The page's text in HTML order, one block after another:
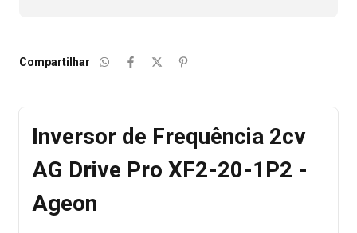
Compartilhar
Inversor de Frequência 2cv
AG Drive Pro XF2-20-1P2 -
Ageon